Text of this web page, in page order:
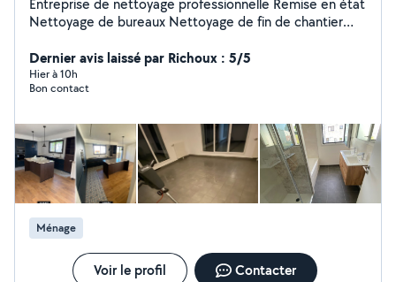
Entreprise de nettoyage professionnelle Remise en état
Nettoyage de bureaux Nettoyage de fin de chantier
(Nouvoitou, Châteaugiron, Cesson-Sévigné, Vern-sur-
Seiche, etc.). Travail soigné Intervention rapide Devis
gratuit Contactez-nous pour un devis ou plus
Dernier avis laissé par Richoux : 5/5
Hier à 10h
Bon contact
Ménage
Voir le profil Contacter